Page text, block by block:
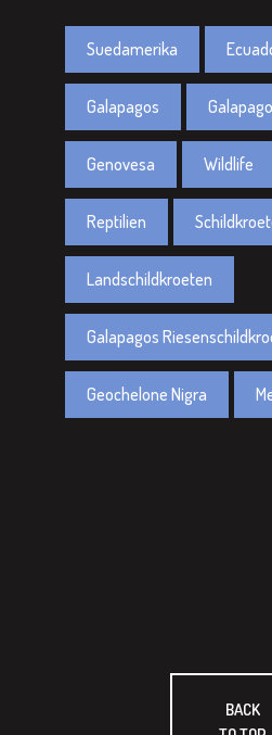
Suedamerika
Galapagos
Genovesa Wildlife
Reptilien
Landschildkroeten
Galapagos
Geochelone Nigra
BACK